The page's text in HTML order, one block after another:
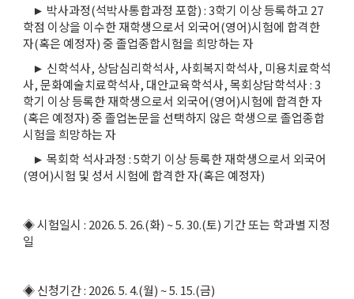
► 박사과정(석박사통합과정 포함) : 3학기 이상 등록하고 27
학점 이상을 이수한 재학생으로서 외국어(영어)시험에 합격한
자(혹은 예정자) 중 졸업종합시험을 희망하는 자
► 신학석사, 상담심리학석사, 사회복지학석사, 미용치료학석
사, 문화예술치료학석사, 대안교육학석사, 목회상담학석사 : 3
학기 이상 등록한 재학생으로서 외국어(영어)시험에 합격한 자
(혹은 예정자) 중 졸업논문을 선택하지 않은 학생으로 졸업종합
시험을 희망하는 자
► 목회학 석사과정 : 5학기 이상 등록한 재학생으로서 외국어
(영어)시험 및 성서 시험에 합격한 자(혹은 예정자)
◈ 시험일시 : 2026. 5. 26.(화) ~ 5. 30.(토) 기간 또는 학과별 지정
일
◈ 신청기간 : 2026. 5. 4.(월) ~ 5. 15.(금)